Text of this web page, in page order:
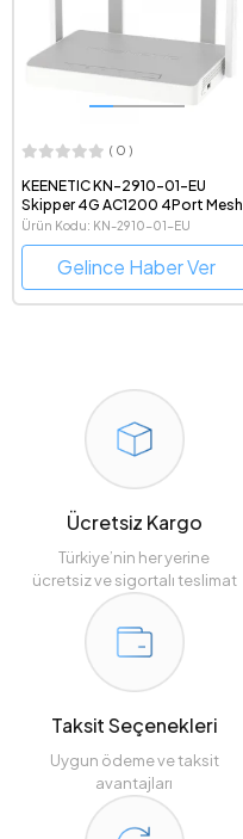
( 0 )
KEENETIC KN-2910-01-EU
Skipper 4G AC1200 4Port Mesh
LTE Modem Router
Ürün Kodu: KN-2910-01-EU
Gelince Haber Ver
Ücretsiz Kargo
Türkiye’nin her yerine
ücretsiz ve sigortalı teslimat
Taksit Seçenekleri
Uygun ödeme ve taksit
avantajları